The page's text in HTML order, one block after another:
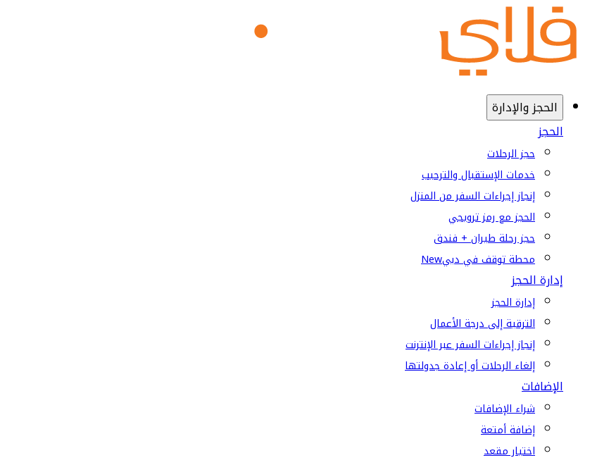
الحجز والإدارة
الحجز
حجز الرحلات
خدمات الإستقبال والترحيب
إنجاز إجراءات السفر من المنزل
الحجز مع رمز ترويجي
حجز رحلة طيران + فندق
محطة توقف في دبيNew
إدارة الحجز
إدارة الحجز
الترقية إلى درجة الأعمال
إنجاز إجراءات السفر عبر الإنترنت
إلغاء الرحلات أو إعادة جدولتها
الإضافات
شراء الإضافات
إضافة أمتعة
اختيار مقعد